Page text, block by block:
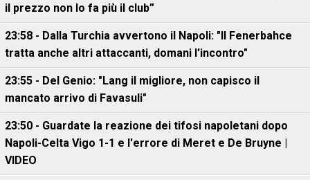
il prezzo non lo fa più il club”
23:58 - Dalla Turchia avvertono il Napoli: "Il Fenerbahce
tratta anche altri attaccanti, domani l'incontro"
23:55 - Del Genio: "Lang il migliore, non capisco il
mancato arrivo di Favasuli"
23:50 - Guardate la reazione dei tifosi napoletani dopo
Napoli-Celta Vigo 1-1 e l'errore di Meret e De Bruyne |
VIDEO